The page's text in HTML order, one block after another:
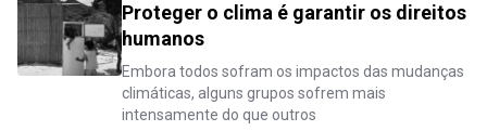
Proteger o clima é garantir os direitos
humanos
Embora todos sofram os impactos das mudanças
climáticas, alguns grupos sofrem mais
intensamente do que outros